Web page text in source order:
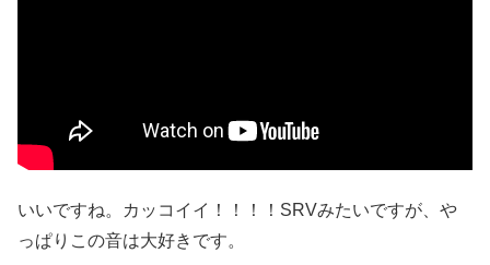
いいですね。カッコイイ！！！！SRVみたいですが、や
っぱりこの音は大好きです。